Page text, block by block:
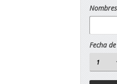
Nombres
Fecha